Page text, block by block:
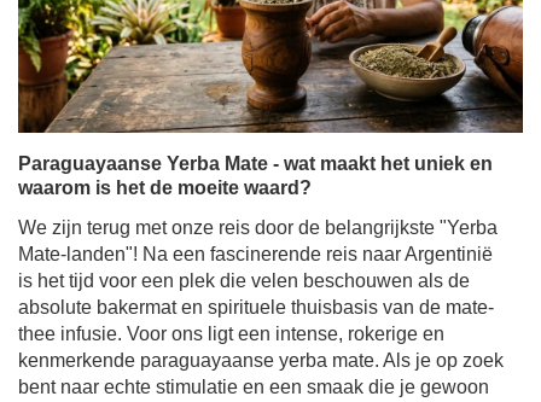
Paraguayaanse Yerba Mate - wat maakt het uniek en
waarom is het de moeite waard?
We zijn terug met onze reis door de belangrijkste "Yerba
Mate-landen"! Na een fascinerende reis naar Argentinië
is het tijd voor een plek die velen beschouwen als de
absolute bakermat en spirituele thuisbasis van de mate-
thee infusie. Voor ons ligt een intense, rokerige en
kenmerkende paraguayaanse yerba mate. Als je op zoek
bent naar echte stimulatie en een smaak die je gewoon